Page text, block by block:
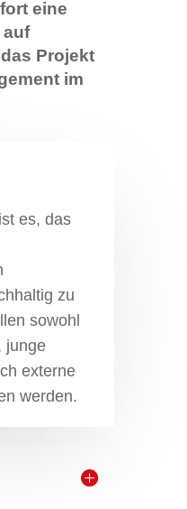
eine
auf
Projekt
im
es, das
zu
sowohl
junge
externe
werden.